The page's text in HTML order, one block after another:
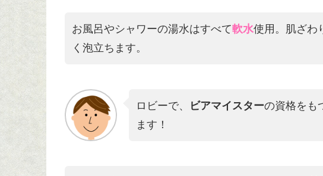
お風呂やシャワーの湯水はすべて軟水使用。肌ざわ
く泡立ちます。
ロビーで、 ビアマイスターの資格をも
ます！